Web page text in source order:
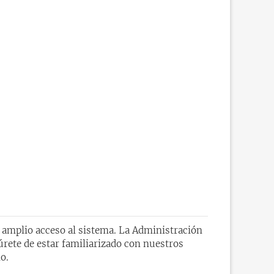
acceso al sistema. La Administración
de estar familiarizado con nuestros